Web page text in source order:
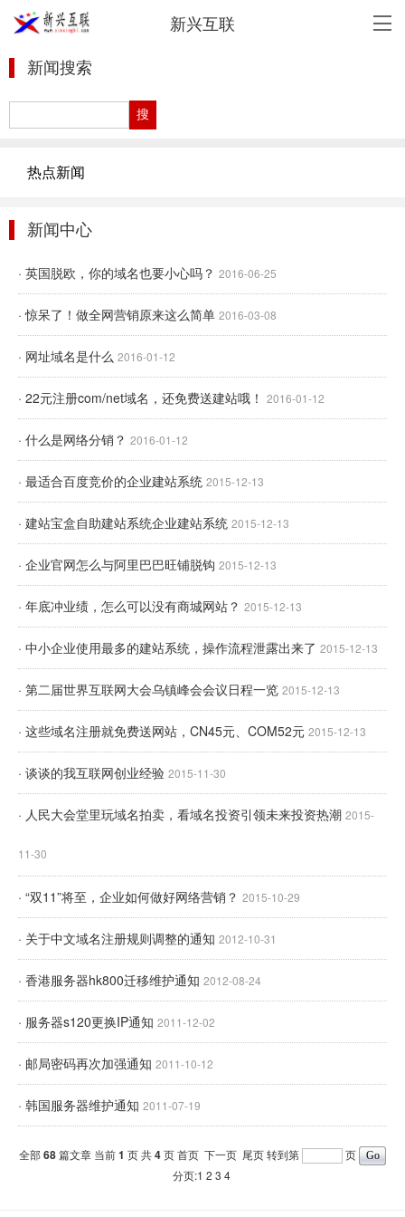
新兴互联
新闻搜索
热点新闻
新闻中心
· 英国脱欧，你的域名也要小心吗？ 2016-06-25
· 惊呆了！做全网营销原来这么简单 2016-03-08
· 网址域名是什么 2016-01-12
· 22元注册com/net域名，还免费送建站哦！ 2016-01-12
· 什么是网络分销？ 2016-01-12
· 最适合百度竞价的企业建站系统 2015-12-13
· 建站宝盒自助建站系统企业建站系统 2015-12-13
· 企业官网怎么与阿里巴巴旺铺脱钩 2015-12-13
· 年底冲业绩，怎么可以没有商城网站？ 2015-12-13
· 中小企业使用最多的建站系统，操作流程泄露出来了 2015-12-13
· 第二届世界互联网大会乌镇峰会会议日程一览 2015-12-13
· 这些域名注册就免费送网站，CN45元、COM52元 2015-12-13
· 谈谈的我互联网创业经验 2015-11-30
· 人民大会堂里玩域名拍卖，看域名投资引领未来投资热潮 2015-
11-30
· “双11”将至，企业如何做好网络营销？ 2015-10-29
· 关于中文域名注册规则调整的通知 2012-10-31
· 香港服务器hk800迁移维护通知 2012-08-24
· 服务器s120更换IP通知 2011-12-02
· 邮局密码再次加强通知 2011-10-12
· 韩国服务器维护通知 2011-07-19
全部68篇文章 当前1 页 共4页首页 下一页 尾页转到第
页
分页:1 2 3 4